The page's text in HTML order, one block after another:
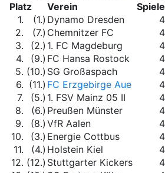
Platz
Verein Spiele
1.
(1.) Dynamo Dresden 4
2.
(7.) Chemnitzer FC 4
3.
(2.) 1. FC Magdeburg 4
4.
(9.) FC Hansa Rostock 4
5. (10.) SG Großaspach 4
6. (11.) FC Erzgebirge Aue 4
7.
(5.) 1. FSV Mainz 05 II 4
8.
(6.) Preußen Münster 4
9.
(8.) VfR Aalen 4
10.
(3.) Energie Cottbus 4
11.
(4.) Holstein Kiel 4
12. (12.) Stuttgarter Kickers 4